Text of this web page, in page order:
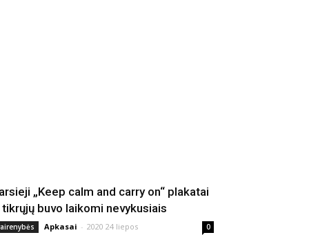
„Keep calm and carry on“ plakatai
tikrųjų buvo laikomi nevykusiais
Apkasai - 2020 24 liepos 0